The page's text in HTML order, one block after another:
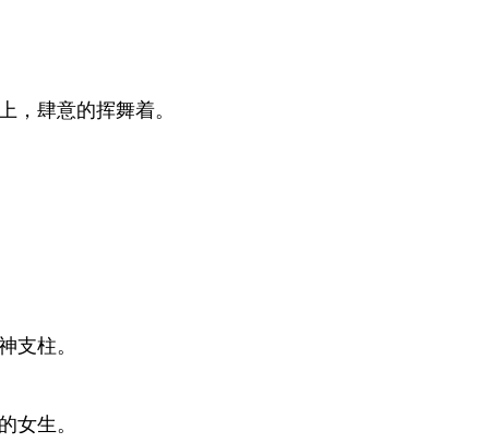
肆意的挥舞着。
支柱。
女生。